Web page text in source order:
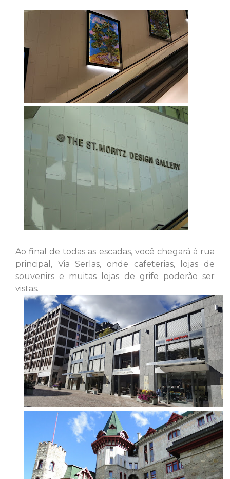
Ao final de todas as escadas, você chegará à rua
principal, Via Serlas, onde cafeterias, lojas de
souvenirs e muitas lojas de grife poderão ser
vistas.